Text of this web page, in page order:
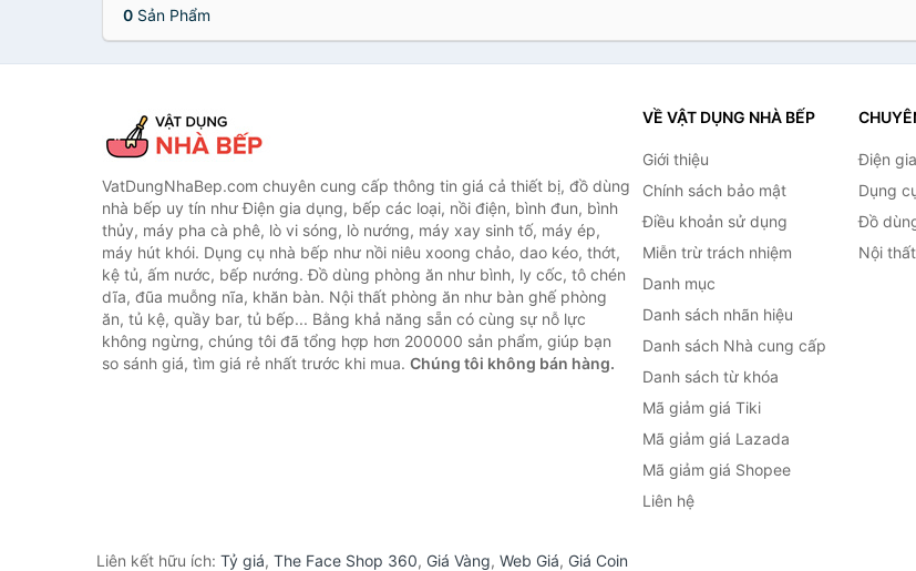
0 Sản Phẩm
VatDungNhaBep.com chuyên cung cấp thông tin giá cả thiết bị, đồ dùng
nhà bếp uy tín như Điện gia dụng, bếp các loại, nồi điện, bình đun, bình
thủy, máy pha cà phê, lò vi sóng, lò nướng, máy xay sinh tố, máy ép,
máy hút khói. Dụng cụ nhà bếp như nồi niêu xoong chảo, dao kéo, thớt,
kệ tủ, ấm nước, bếp nướng. Đồ dùng phòng ăn như bình, ly cốc, tô chén
dĩa, đũa muỗng nĩa, khăn bàn. Nội thất phòng ăn như bàn ghế phòng
ăn, tủ kệ, quầy bar, tủ bếp... Bằng khả năng sẵn có cùng sự nỗ lực
không ngừng, chúng tôi đã tổng hợp hơn 200000 sản phẩm, giúp bạn
so sánh giá, tìm giá rẻ nhất trước khi mua. Chúng tôi không bán hàng.
VỀ VẬT DỤNG NHÀ BẾP
Giới thiệu
Chính sách bảo mật
Điều khoản sử dụng
Miễn trừ trách nhiệm
Danh mục
Danh sách nhãn hiệu
Danh sách Nhà cung cấp
Danh sách từ khóa
Mã giảm giá Tiki
Mã giảm giá Lazada
Mã giảm giá Shopee
Liên hệ
Điện
Dụng
Đồ
Nội
Liên kết hữu ích: Tỷ giá, The Face Shop 360, Giá Vàng, Web Giá, Giá Coin